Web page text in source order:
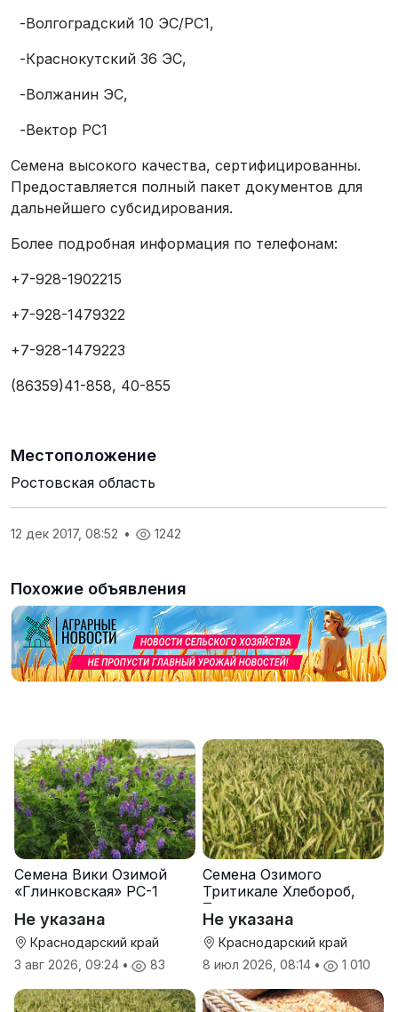
-Волгоградский 10 ЭС/РС1,
-Краснокутский 36 ЭС,
-Волжанин ЭС,
-Вектор РС1
Семена высокого качества, сертифицированны.
Предоставляется полный пакет документов для
дальнейшего субсидирования.
Более подробная информация по телефонам:
+7-928-1902215
+7-928-1479322
+7-928-1479223
(86359)41-858, 40-855
Местоположение
Ростовская область
12 дек 2017, 08:52 • 1242
Похожие объявления
Семена Вики Озимой
«Глинковская» РС-1
Не указана
Краснодарский край
3 авг 2026, 09:24 • 83
Семена Озимого
Тритикале Хлебороб,
Тихон
Не указана
Краснодарский край
8 июл 2026, 08:14 • 1 010